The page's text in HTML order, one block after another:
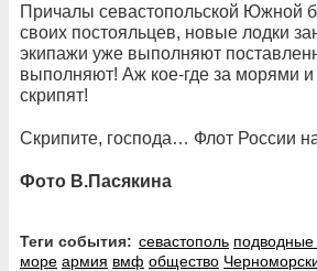
Причалы севастопольской Южной
своих постояльцев, новые лодки
экипажи уже выполняют
выполняют! Аж кое-где за морями
скрипят!
Скрипите, господа… Флот России
Фото В.Пасякина
Теги события: севастополь подводные
море армия вмф общество